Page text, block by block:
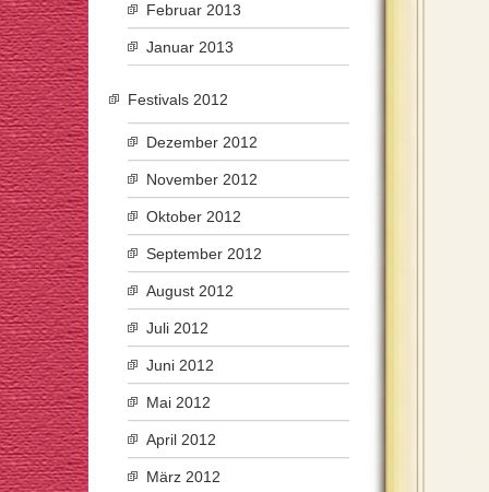
Februar 2013
Januar 2013
Festivals 2012
Dezember 2012
November 2012
Oktober 2012
September 2012
August 2012
Juli 2012
Juni 2012
Mai 2012
April 2012
März 2012